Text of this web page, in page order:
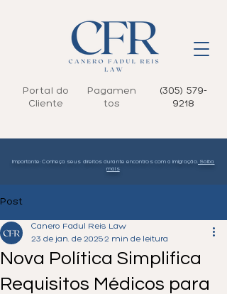
Portal do
Cliente
Pagamen
tos
(305) 579-
9218
Importante: Conheça seus direitos durante encontros com a imigração.Saiba
mais
Post
Nova Política Simplifica
Requisitos Médicos para
Canero Fadul Reis Law
23 de jan. de 20252 min de leitura